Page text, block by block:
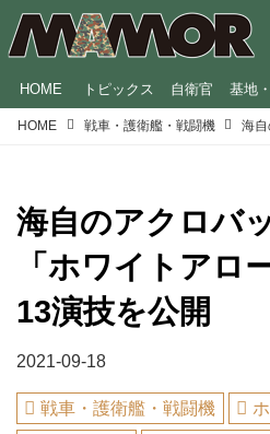
HOME トピックス 自衛官 基地
HOME 戦車・護衛艦・戦闘機
海自のアクロバ
「ホワイトアロ
13演技を公開
2021-09-18
戦車・護衛艦・戦闘機